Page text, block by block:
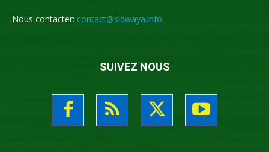
Nous contacter: contact@sidwaya.info
SUIVEZ NOUS